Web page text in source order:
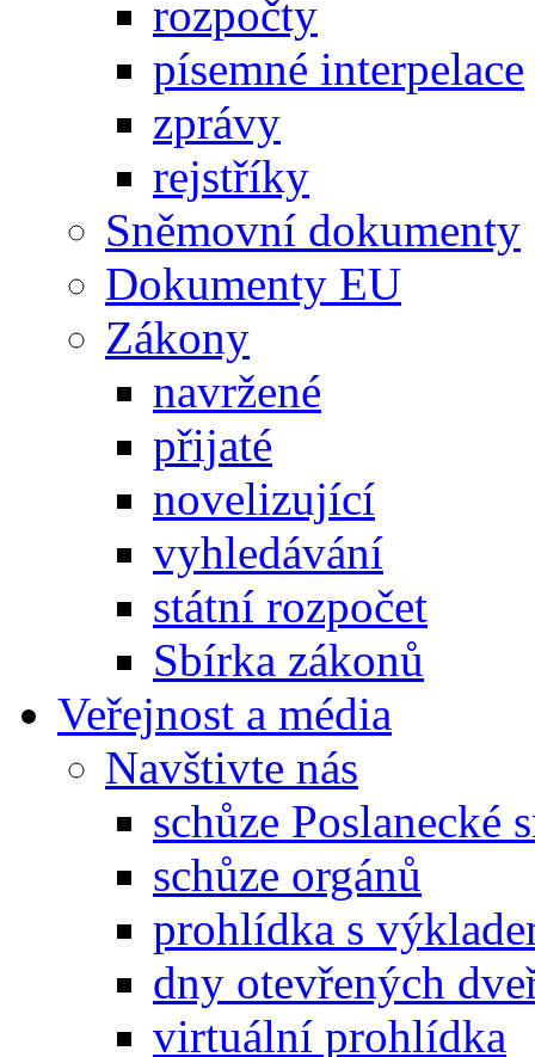
rozpočty
písemné interpelace
zprávy
rejstříky
Sněmovní dokumenty
Dokumenty EU
Zákony
navržené
přijaté
novelizující
vyhledávání
státní rozpočet
Sbírka zákonů
Veřejnost a média
Navštivte nás
schůze Poslanecké
schůze orgánů
prohlídka s
dny otevřených
virtuální prohlídka